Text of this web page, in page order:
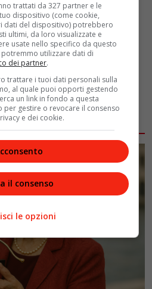
trattati da 327 partner e le
dispositivo (come cookie,
dati del dispositivo) potrebbero
ultimi, da loro visualizzate e
usate nello specifico da questo
utilizzare dati di
dei partner.
trattare i tuoi dati personali sulla
al quale puoi opporti gestendo
un link in fondo a questa
per gestire o revocare il consenso
e dei cookie.
il consenso
le opzioni